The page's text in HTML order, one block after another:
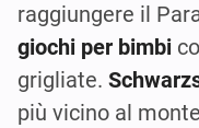
raggiungere il
giochi per bimbi
grigliate.
più vicino al